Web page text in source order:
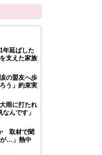
年延ばした
支えた家族
の盟友へ歩
う」約束実
雨に打たれ
んです」
取材で聞
が…」熱中